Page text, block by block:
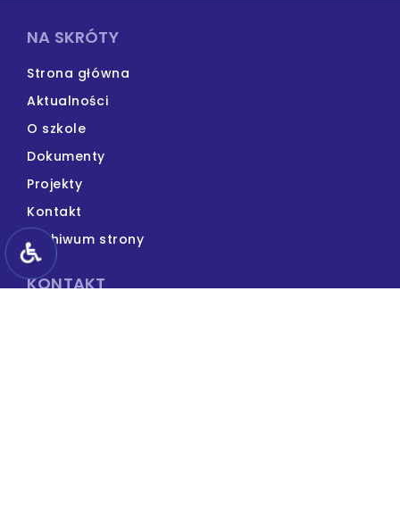
NA SKRÓTY
Strona główna
Aktualności
O szkole
Dokumenty
Projekty
Kontakt
Archiwum strony
KONTAKT